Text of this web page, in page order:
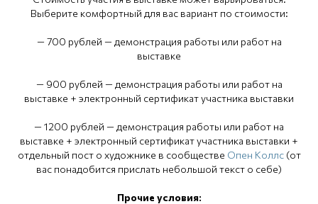
Выберите комфортный для вас вариант по стоимости:
— 700 рублей — демонстрация работы или работ на
выставке
— 900 рублей — демонстрация работы или работ на
выставке + электронный сертификат участника выставки
— 1200 рублей — демонстрация работы или работ на
выставке + электронный сертификат участника выставки +
отдельный пост о художнике в сообществе Опен Коллс(от
вас понадобится прислать небольшой текст о себе)
Прочие условия: